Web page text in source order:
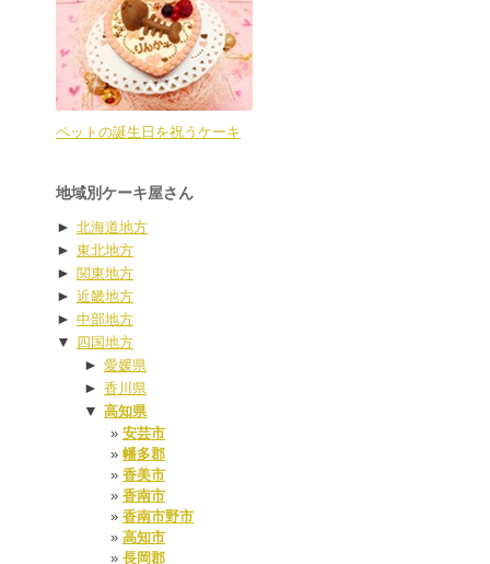
ペットの誕生日を祝うケーキ
地域別ケーキ屋さん
► 北海道地方
► 東北地方
► 関東地方
► 近畿地方
► 中部地方
▼ 四国地方
► 愛媛県
► 香川県
▼ 高知県
安芸市
幡多郡
香美市
香南市
香南市野市
高知市
長岡郡